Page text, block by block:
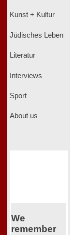
Kunst + Kultur
Jüdisches Leben
Literatur
Interviews
Sport
About us
We
remember